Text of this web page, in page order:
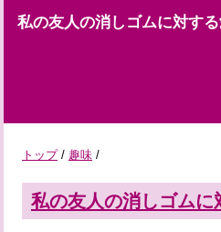
私の友人の消しゴムに対す
トップ/ 趣味 /
私の友人の消しゴムに